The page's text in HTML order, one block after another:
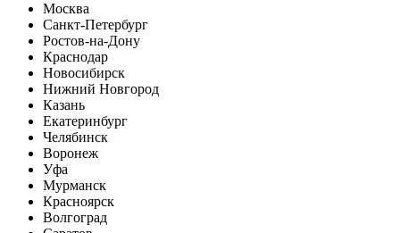
Москва
Санкт-Петербург
Ростов-на-Дону
Краснодар
Новосибирск
Нижний Новгород
Казань
Екатеринбург
Челябинск
Воронеж
Уфа
Мурманск
Красноярск
Волгоград